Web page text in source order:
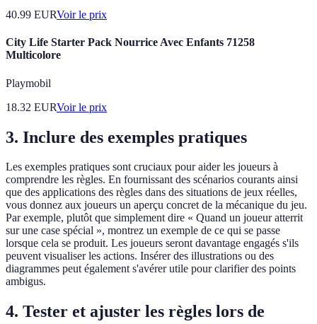
40.99 EURVoir le prix
City Life Starter Pack Nourrice Avec Enfants 71258
Multicolore
Playmobil
18.32 EURVoir le prix
3. Inclure des exemples pratiques
Les exemples pratiques sont cruciaux pour aider les joueurs à
comprendre les règles. En fournissant des scénarios courants ainsi
que des applications des règles dans des situations de jeux réelles,
vous donnez aux joueurs un aperçu concret de la mécanique du jeu.
Par exemple, plutôt que simplement dire « Quand un joueur atterrit
sur une case spécial », montrez un exemple de ce qui se passe
lorsque cela se produit. Les joueurs seront davantage engagés s'ils
peuvent visualiser les actions. Insérer des illustrations ou des
diagrammes peut également s'avérer utile pour clarifier des points
ambigus.
4. Tester et ajuster les règles lors de